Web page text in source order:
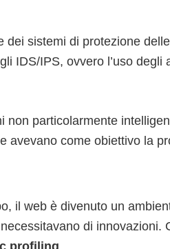
dei sistemi di protezione
IDS/IPS, ovvero l’uso
non particolarmente
avevano come obiettivo la
il web è divenuto un
di innovazioni.
profiling